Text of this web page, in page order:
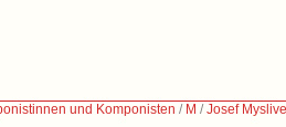
und Komponisten / M /Josef